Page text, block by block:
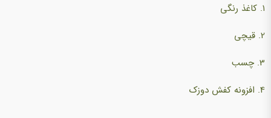
1. کاغذ رنگی
2. قیچی
3. چسب
4. افزونه کفش دوزک